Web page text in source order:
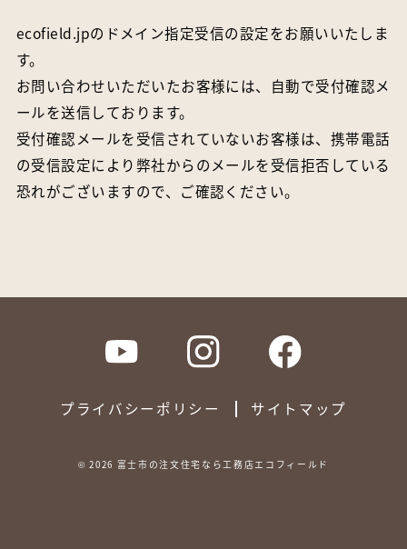
ecofield.jpのドメイン指定受信の設定をお願いいたしま
す。
お問い合わせいただいたお客様には、自動で受付確認メ
ールを送信しております。
受付確認メールを受信されていないお客様は、携帯電話
の受信設定により弊社からのメールを受信拒否している
恐れがございますので、ご確認ください。
プライバシーポリシー サイトマップ
©2026 富士市の注文住宅なら工務店エコフィールド